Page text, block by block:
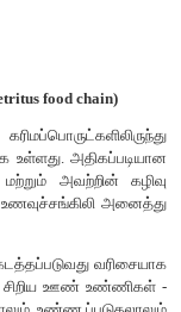
வெப்பமாக
law)